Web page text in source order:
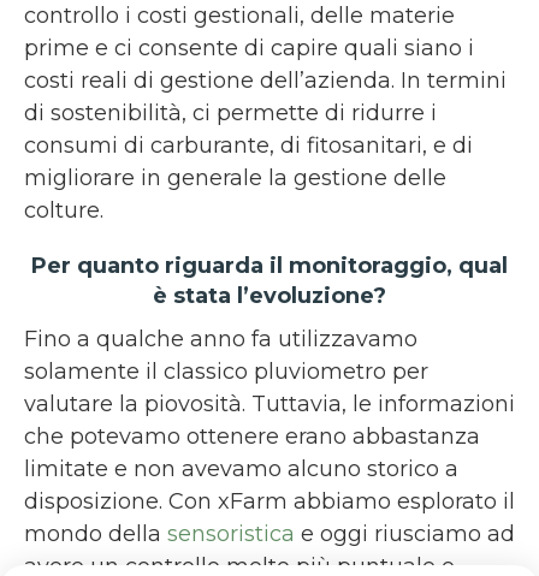
controllo i costi gestionali, delle materie
prime e ci consente di capire quali siano i
costi reali di gestione dell’azienda. In termini
di sostenibilità, ci permette di ridurre i
consumi di carburante, di fitosanitari, e di
migliorare in generale la gestione delle
colture.
Per quanto riguarda il monitoraggio, qual
è stata l’evoluzione?
Fino a qualche anno fa utilizzavamo
solamente il classico pluviometro per
valutare la piovosità. Tuttavia, le informazioni
che potevamo ottenere erano abbastanza
limitate e non avevamo alcuno storico a
disposizione. Con xFarm abbiamo esplorato il
mondo della sensoristica e oggi riusciamo ad
avere un controllo molto più puntuale e